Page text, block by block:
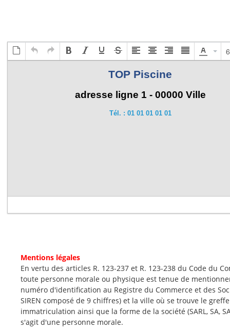
Mentions légales
En vertu des articles R. 123-237 et R. 123-238 du Code du
toute personne morale ou physique est tenue de
numéro d'identification au Registre du Commerce et des
SIREN composé de 9 chiffres) et la ville où se trouve le
immatriculation ainsi que la forme de la société (SARL, SA,
s'agit d'une personne morale.